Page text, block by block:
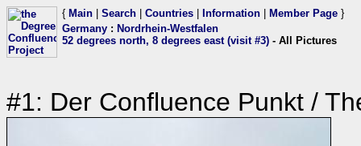
{ Main Search Countries Information Member Page }
Germany : Nordrhein-Westfalen
52 degrees north, 8 degrees east (visit #3) - All Pictures
#1: Der Confluence Punkt /